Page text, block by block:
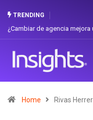
TRENDING
¿Cambiar de agencia
Home Rivas